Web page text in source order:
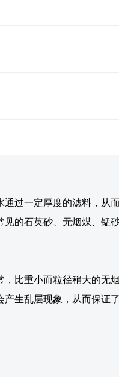
过一定厚度的滤料，从
的石英砂、无烟煤、锰砂
比重小而粒径稍大的
生乱层现象，从而保证